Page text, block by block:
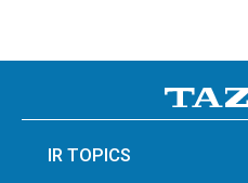
IR TOPICS